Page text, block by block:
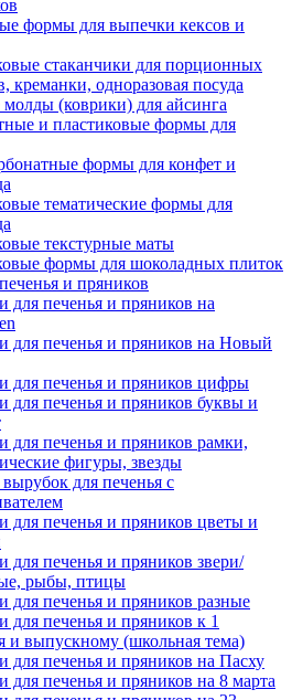
формы для выпечки кексов и
стаканчики для порционных
креманки, одноразовая посуда
(коврики) для айсинга
и пластиковые формы для
формы для конфет и
тематические формы для
текстурные маты
формы для шоколадных плиток
и пряников
для печенья и пряников на
для печенья и пряников на Новый
для печенья и пряников цифры
для печенья и пряников буквы и
для печенья и пряников рамки,
фигуры, звезды
для печенья с
для печенья и пряников цветы и
для печенья и пряников звери/
рыбы, птицы
для печенья и пряников разные
для печенья и пряников к 1
и выпускному (школьная тема)
для печенья и пряников на Пасху
для печенья и пряников на 8 марта